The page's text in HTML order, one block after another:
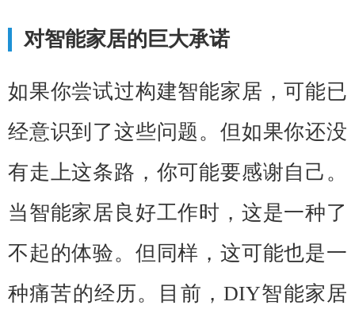
对智能家居的巨大承诺
如果你尝试过构建智能家居，可能已
经意识到了这些问题。但如果你还没
有走上这条路，你可能要感谢自己。
当智能家居良好工作时，这是一种了
不起的体验。但同样，这可能也是一
种痛苦的经历。目前，DIY智能家居